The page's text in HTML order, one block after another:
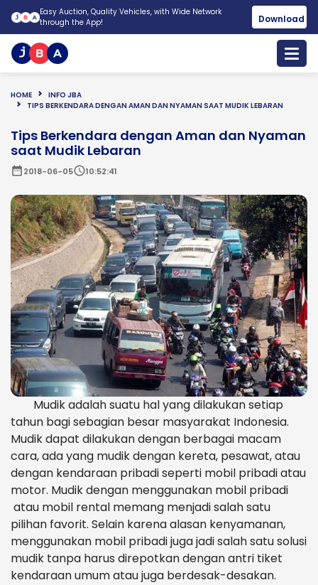
Easy Auction, Quality Vehicles, with Wide Network
through the App!
Download
HOME
INFO JBA
TIPS BERKENDARA DENGAN AMAN DAN NYAMAN SAAT MUDIK LEBARAN
Tips Berkendara dengan Aman dan Nyaman
saat Mudik Lebaran
date_range2018-06-05schedule10:52:41
Mudik adalah suatu hal yang dilakukan setiap
tahun bagi sebagian besar masyarakat Indonesia.
Mudik dapat dilakukan dengan berbagai macam
cara, ada yang mudik dengan kereta, pesawat, atau
dengan kendaraan pribadi seperti mobil pribadi atau
motor. Mudik dengan menggunakan mobil pribadi
atau mobil rental memang menjadi salah satu
pilihan favorit. Selain karena alasan kenyamanan,
menggunakan mobil pribadi juga jadi salah satu solusi
mudik tanpa harus direpotkan dengan antri tiket
kendaraan umum atau juga berdesak-desakan.